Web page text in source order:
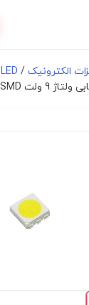
الکترونیک/ LED و تجهیزات مرتبط